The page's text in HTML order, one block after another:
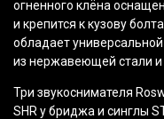
огненного клёна
и крепится к кузову
обладает
из нержавеющей стали и
Три звукоснимателя
SHR у бриджа и синглы